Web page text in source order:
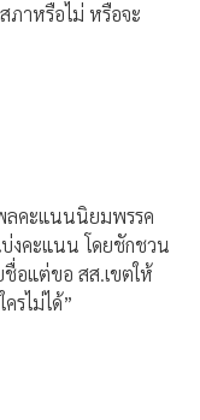
ภาหรือไม่ หรือจะ
ลคะแนนนิยมพรรค
งคะแนน โดยชักชวน
อแต่ขอ สส.เขตให้
รไม่ได้”